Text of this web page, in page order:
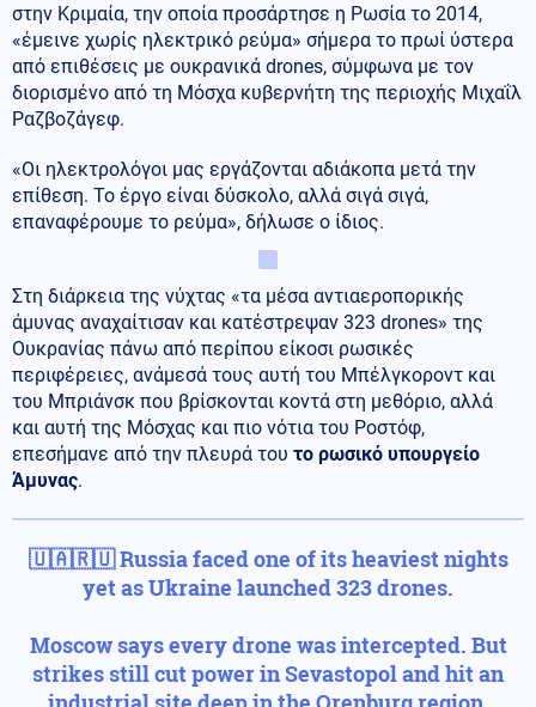
στην Κριμαία, την οποία προσάρτησε η Ρωσία το 2014,
«έμεινε χωρίς ηλεκτρικό ρεύμα» σήμερα το πρωί ύστερα
από επιθέσεις με ουκρανικά drones, σύμφωνα με τον
διορισμένο από τη Μόσχα κυβερνήτη της περιοχής Μιχαΐλ
Ραζβοζάγεφ.
«Οι ηλεκτρολόγοι μας εργάζονται αδιάκοπα μετά την
επίθεση. Το έργο είναι δύσκολο, αλλά σιγά σιγά,
επαναφέρουμε το ρεύμα», δήλωσε ο ίδιος.
Στη διάρκεια της νύχτας «τα μέσα αντιαεροπορικής
άμυνας αναχαίτισαν και κατέστρεψαν 323 drones» της
Ουκρανίας πάνω από περίπου είκοσι ρωσικές
περιφέρειες, ανάμεσά τους αυτή του Μπέλγκοροντ και
του Μπριάνσκ που βρίσκονται κοντά στη μεθόριο, αλλά
και αυτή της Μόσχας και πιο νότια του Ροστόφ,
επεσήμανε από την πλευρά του το ρωσικό υπουργείο
Άμυνας.
🇺🇦🇷🇺 Russia faced one of its heaviest nights
yet as Ukraine launched 323 drones.
Moscow says every drone was intercepted. But
strikes still cut power in Sevastopol and hit an